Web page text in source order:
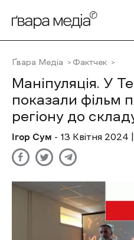
Ґвара Медіа Фактчек
Маніпуляція. У
показали фільм
регіону до
Ігор Сум - 13 Квітня 2024